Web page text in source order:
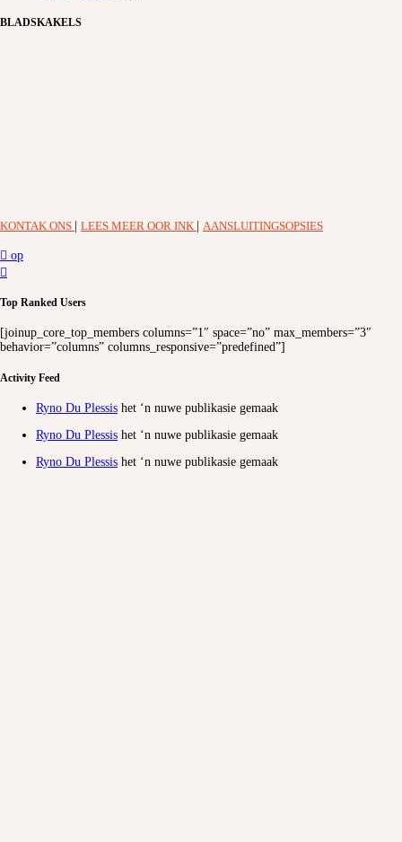
BLADSKAKELS
KONTAK ONS | LEES MEER OOR INK | AANSLUITINGSOPSIES
op
Top Ranked Users
[joinup_core_top_members columns=”1″ space=”no” max_members=”3″
behavior=”columns” columns_responsive=”predefined”]
Activity Feed
Ryno Du Plessis het ‘n nuwe publikasie gemaak
Ryno Du Plessis het ‘n nuwe publikasie gemaak
Ryno Du Plessis het ‘n nuwe publikasie gemaak